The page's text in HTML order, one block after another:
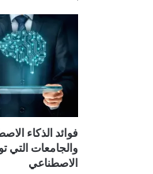
فوائد الذكاء
والجامعات التي
الاصطناعي